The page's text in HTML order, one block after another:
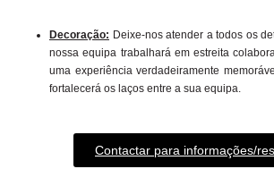
Decoração: Deixe-nos atender a todos os
nossa equipa trabalhará em estreita
uma experiência verdadeiramente
fortalecerá os laços entre a sua equipa.
Contactar para informações/